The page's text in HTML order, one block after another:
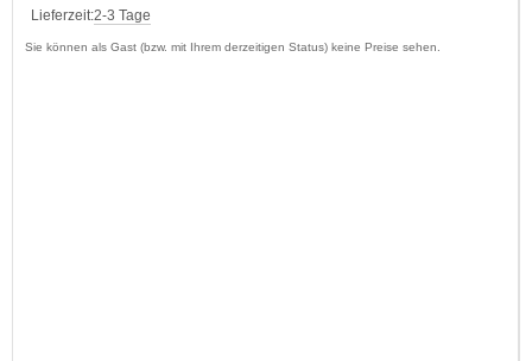
Lieferzeit:2-3 Tage
Sie können als Gast (bzw. mit Ihrem derzeitigen Status) keine Preise sehen.